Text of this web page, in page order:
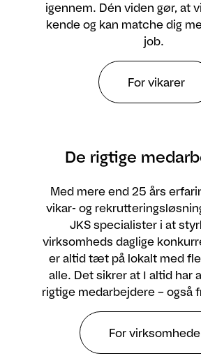
igennem. Dén viden gør, at
kende og kan matche dig
job.
For vikarer
De rigtige
Med mere end 25 års
vikar- og
JKS specialister i at
virksomheds daglige
er altid tæt på lokalt med
alle. Det sikrer at I altid har
rigtige medarbejdere – også
For